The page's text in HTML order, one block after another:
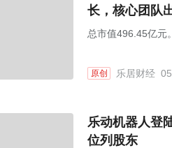
长，核心团队
总市值496.45亿元。
原创 乐居财经
乐动机器人登
位列股东